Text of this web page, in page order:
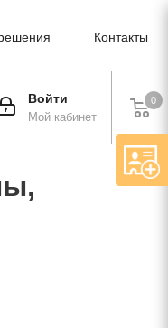
Контакты
0
Войти
Мой кабинет